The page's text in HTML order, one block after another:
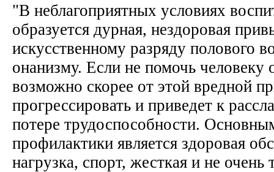
"В неблагоприятных условиях
образуется дурная, нездоровая
искусственному разряду полового
онанизму. Если не помочь человеку
возможно скорее от этой вредной
прогрессировать и приведет к
потере трудоспособности.
профилактики является здоровая
нагрузка, спорт, жесткая и не очень